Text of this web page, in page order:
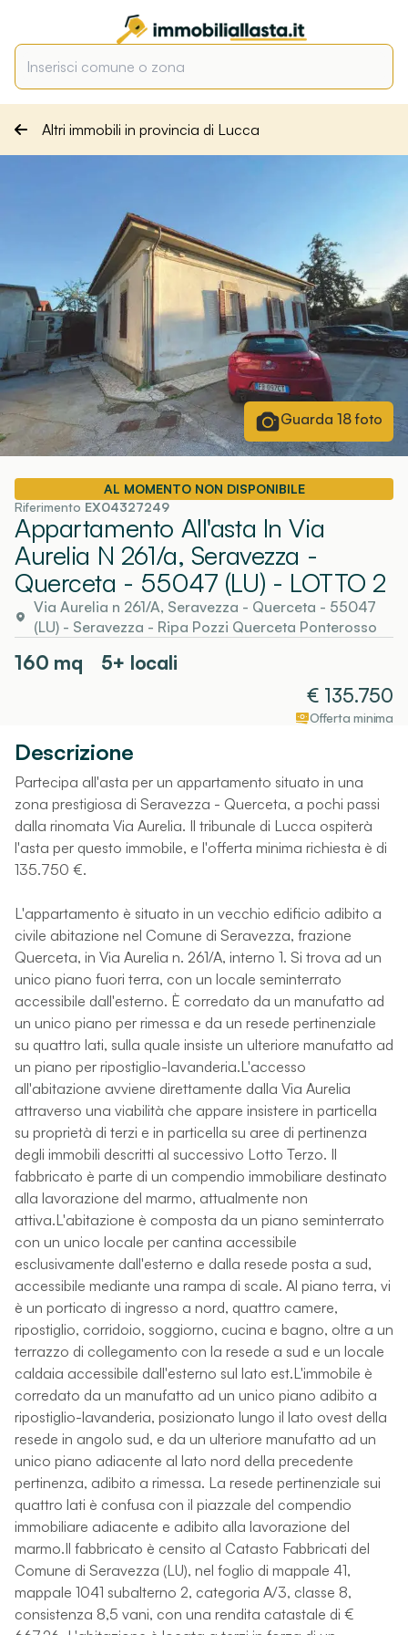
Altri immobili in provincia di Lucca
Guarda 18foto
AL MOMENTO NON DISPONIBILE
Riferimento EX04327249
Appartamento All'asta In Via
Aurelia N 261/a, Seravezza -
Querceta - 55047 (LU) - LOTTO 2
Via Aurelia n 261/A, Seravezza - Querceta - 55047
(LU)- Seravezza - Ripa Pozzi Querceta Ponterosso
160 mq
5+ locali
€ 135.750
Offerta minima
Descrizione
Partecipa all'asta per un appartamento situato in una
zona prestigiosa di Seravezza - Querceta, a pochi passi
dalla rinomata Via Aurelia. Il tribunale di Lucca ospiterà
l'asta per questo immobile, e l'offerta minima richiesta è di
135.750 €.
L'appartamento è situato in un vecchio edificio adibito a
civile abitazione nel Comune di Seravezza, frazione
Querceta, in Via Aurelia n. 261/A, interno 1. Si trova ad un
unico piano fuori terra, con un locale seminterrato
accessibile dall'esterno. È corredato da un manufatto ad
un unico piano per rimessa e da un resede pertinenziale
su quattro lati, sulla quale insiste un ulteriore manufatto ad
un piano per ripostiglio-lavanderia.L'accesso
all'abitazione avviene direttamente dalla Via Aurelia
attraverso una viabilità che appare insistere in particella
su proprietà di terzi e in particella su aree di pertinenza
degli immobili descritti al successivo Lotto Terzo. Il
fabbricato è parte di un compendio immobiliare destinato
alla lavorazione del marmo, attualmente non
attiva.L'abitazione è composta da un piano seminterrato
con un unico locale per cantina accessibile
esclusivamente dall'esterno e dalla resede posta a sud,
accessibile mediante una rampa di scale. Al piano terra, vi
è un porticato di ingresso a nord, quattro camere,
ripostiglio, corridoio, soggiorno, cucina e bagno, oltre a un
terrazzo di collegamento con la resede a sud e un locale
caldaia accessibile dall'esterno sul lato est.L'immobile è
corredato da un manufatto ad un unico piano adibito a
ripostiglio-lavanderia, posizionato lungo il lato ovest della
resede in angolo sud, e da un ulteriore manufatto ad un
unico piano adiacente al lato nord della precedente
pertinenza, adibito a rimessa. La resede pertinenziale sui
quattro lati è confusa con il piazzale del compendio
immobiliare adiacente e adibito alla lavorazione del
marmo.Il fabbricato è censito al Catasto Fabbricati del
Comune di Seravezza (LU), nel foglio di mappale 41,
mappale 1041 subalterno 2, categoria A/3, classe 8,
consistenza 8,5 vani, con una rendita catastale di €